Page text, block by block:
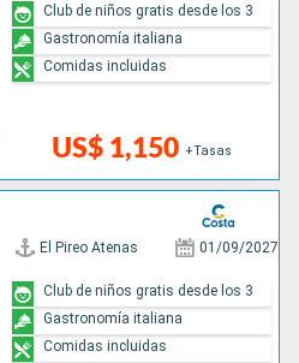
US$ 1,150 +Tasas
Club de niños gratis desde los 3
Gastronomía italiana
Comidas incluidas
El Pireo Atenas 01/09/2027
Club de niños gratis desde los 3
Gastronomía italiana
Comidas incluidas